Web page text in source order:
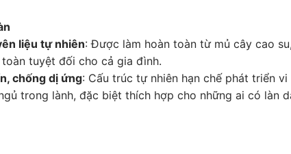
liệu tự nhiên: Được làm hoàn toàn từ mủ cây cao
tuyệt đối cho cả gia đình.
chống dị ứng: Cấu trúc tự nhiên hạn chế phát triển
trong lành, đặc biệt thích hợp cho những ai có làn